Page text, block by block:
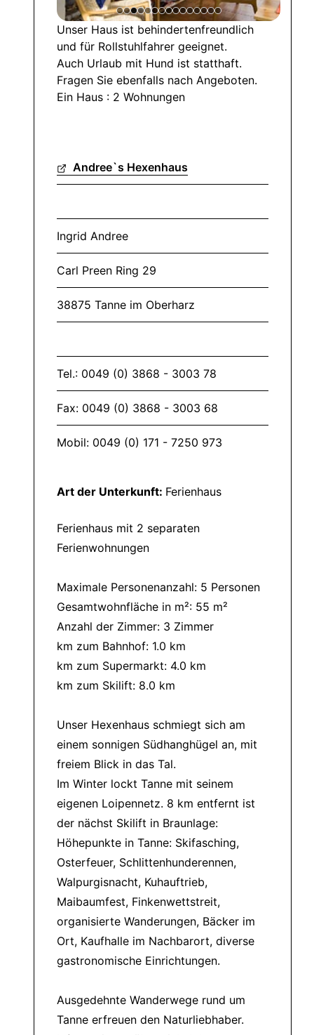
Unser Haus ist behindertenfreundlich
und für Rollstuhlfahrer geeignet.
Auch Urlaub mit Hund ist statthaft.
Fragen Sie ebenfalls nach Angeboten.
Ein Haus : 2 Wohnungen
Andree`s Hexenhaus
Ingrid Andree
Carl Preen Ring 29
38875 Tanne im Oberharz
Tel.: 0049 (0) 3868 - 3003 78
Fax: 0049 (0) 3868 - 3003 68
Mobil: 0049 (0) 171 - 7250 973
Art der Unterkunft: Ferienhaus
Ferienhaus mit 2 separaten
Ferienwohnungen
Maximale Personenanzahl: 5 Personen
Gesamtwohnfläche in m²: 55 m²
Anzahl der Zimmer: 3 Zimmer
km zum Bahnhof: 1.0 km
km zum Supermarkt: 4.0 km
km zum Skilift: 8.0 km
Unser Hexenhaus schmiegt sich am
einem sonnigen Südhanghügel an, mit
freiem Blick in das Tal.
Im Winter lockt Tanne mit seinem
eigenen Loipennetz. 8 km entfernt ist
der nächst Skilift in Braunlage:
Höhepunkte in Tanne: Skifasching,
Osterfeuer, Schlittenhunderennen,
Walpurgisnacht, Kuhauftrieb,
Maibaumfest, Finkenwettstreit,
organisierte Wanderungen, Bäcker im
Ort, Kaufhalle im Nachbarort, diverse
gastronomische Einrichtungen.
Ausgedehnte Wanderwege rund um
Tanne erfreuen den Naturliebhaber.